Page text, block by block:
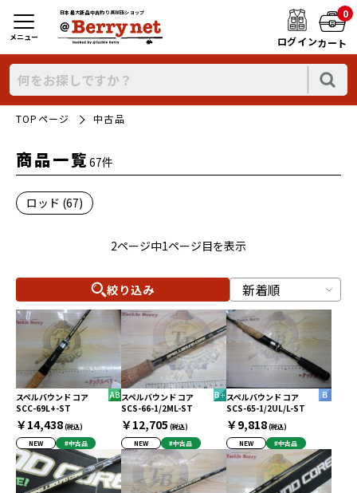
日本最大新品中古釣り具WEBショップ
ログイン
0
カート
メニュー
TOPページ 中古品
商品一覧 67件
ロッド (67)
2ページ中1ページ目を表示
絞り込み
スペルバウンド コア
SCC-69L+-ST
￥14,438(税込)
NEW
#中古品
スペルバウンド コア
SCS-66-1/2ML-ST
￥12,705 (税込)
NEW
#中古品
スペルバウンド コア
SCS-65-1/2UL/L-ST
￥9,818(税込)
NEW
#中古品